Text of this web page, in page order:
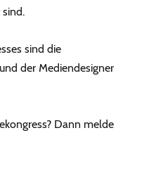
sind die
der Mediendesigner
Dann melde